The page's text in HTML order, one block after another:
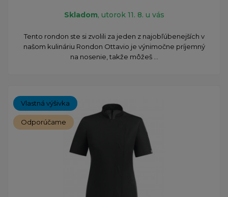
Skladom, utorok 11. 8. u vás
Tento rondon ste si zvolili za jeden z najobľúbenejších v
našom kulináriu Rondon Ottavio je výnimočne príjemný
na nosenie, takže môžeš ...
Vlastná výšivka
Odporúčame